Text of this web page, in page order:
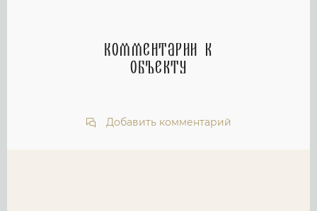
Комментарии к
объекту
Добавить комментарий